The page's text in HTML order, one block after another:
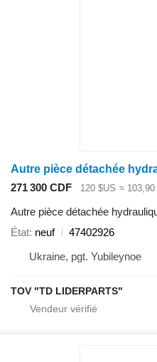
271 300 CDF 120 $US ≈ 103,90
Autre pièce détachée
État neuf
47402926
Ukraine, pgt. Yubileynoe
TOV "TD LIDERPARTS"